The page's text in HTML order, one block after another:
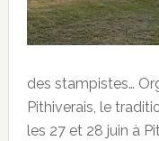
des stampistes…
Pithiverais, le
les 27 et 28 juin à